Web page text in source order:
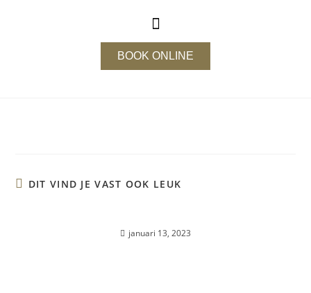
BOOK ONLINE
DIT VIND JE VAST OOK LEUK
januari 13, 2023